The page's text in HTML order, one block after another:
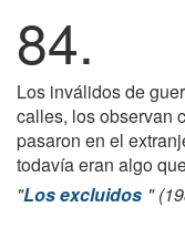
84.
Los inválidos de
calles, los observan
pasaron en el
todavía eran algo
"Los excluidos "